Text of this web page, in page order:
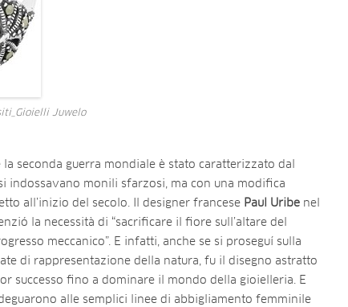
Juwelo
la seconda guerra mondiale è stato caratterizzato dal
indossavano monili sfarzosi, ma con una modifica
all’inizio del secolo. Il designer francese Paul Uribe nel
la necessità di “sacrificare il fiore sull’altare del
meccanico”. E infatti, anche se si proseguí sulla
di rappresentazione della natura, fu il disegno astratto
successo fino a dominare il mondo della gioielleria. E
alle semplici linee di abbigliamento femminile